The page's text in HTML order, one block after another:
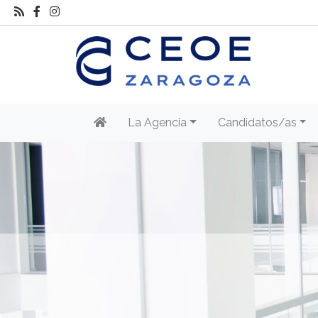
La Agencia Candidatos/as